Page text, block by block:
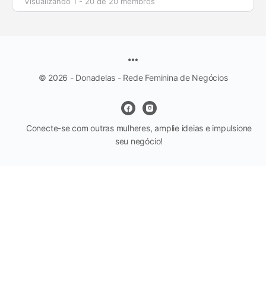
© 2026 - Donadelas - Rede Feminina de Negócios
Conecte-se com outras mulheres, amplie ideias e impulsione
seu negócio!